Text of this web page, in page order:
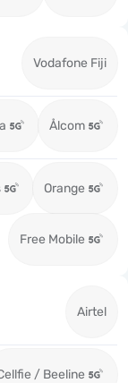
Vodafone Fiji
Ålcom
Orange
Free Mobile
Airtel
/ Beeline